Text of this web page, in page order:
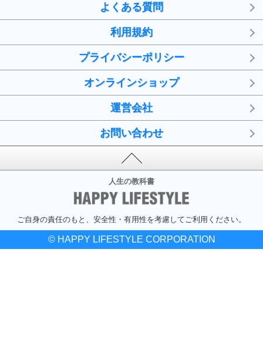
よくある質問
利用規約
プライバシーポリシー
オンラインショップ
運営会社
お問い合わせ
人生の教科書
ご自身の責任のもと、安全性・有用性を考慮してご利用ください。
© HAPPY LIFESTYLE CORPORATION